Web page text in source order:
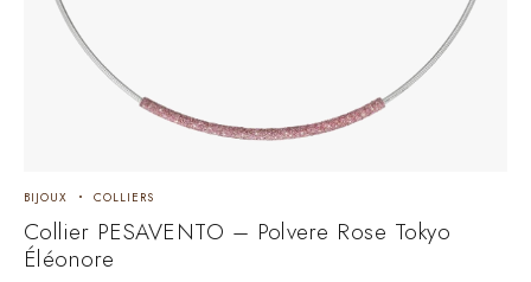
BIJOUX COLLIERS
Collier PESAVENTO – Polvere Rose Tokyo
Éléonore